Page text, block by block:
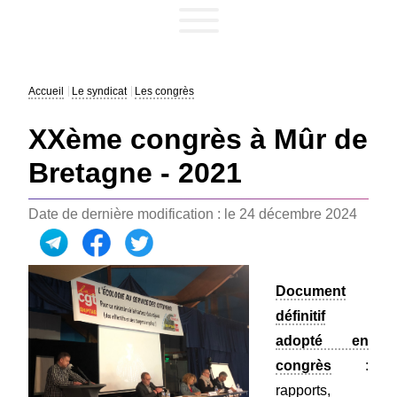
Accueil Le syndicat Les congrès
XXème congrès à Mûr de
Bretagne - 2021
Date de dernière modification : le 24 décembre 2024
Document
définitif
adopté en
congrès :
rapports,